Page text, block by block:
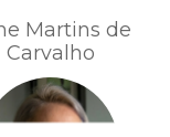
Martins de
Carvalho